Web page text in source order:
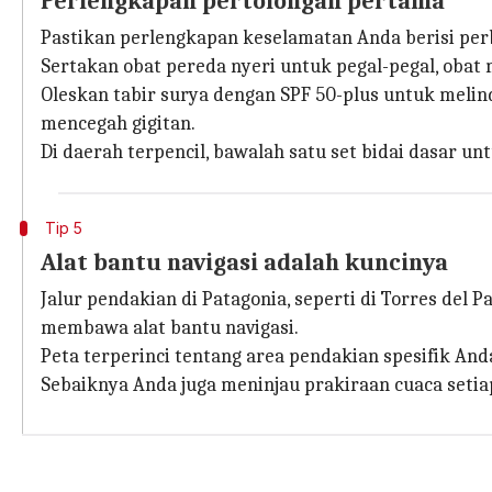
Pastikan perlengkapan keselamatan Anda berisi
Sertakan obat pereda nyeri untuk pegal-pegal,
Oleskan tabir surya dengan SPF 50-plus untuk
mencegah gigitan.
Di daerah terpencil, bawalah satu set bidai dasar
Tip 5
Alat bantu navigasi adalah kuncinya
Jalur pendakian di Patagonia, seperti di Torres del
membawa alat bantu navigasi.
Peta terperinci tentang area pendakian spesifik
Sebaiknya Anda juga meninjau prakiraan cuaca